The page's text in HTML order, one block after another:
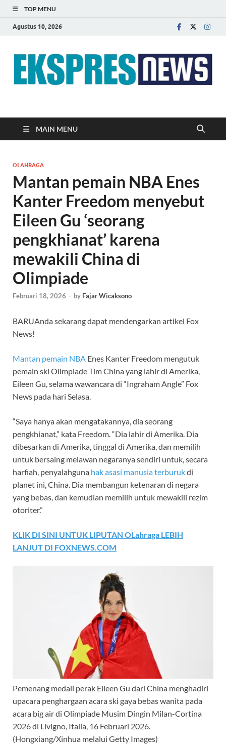
TOP MENU
Agustus 10, 2026
EKSPRES NEWS
MAIN MENU
OLAHRAGA
Mantan pemain NBA Enes
Kanter Freedom menyebut
Eileen Gu ‘seorang
pengkhianat’ karena
mewakili China di
Olimpiade
Februari 18, 2026 - by Fajar Wicaksono
BARUAnda sekarang dapat mendengarkan artikel Fox
News!
Mantan pemain NBA Enes Kanter Freedom mengutuk
pemain ski Olimpiade Tim China yang lahir di Amerika,
Eileen Gu, selama wawancara di “Ingraham Angle” Fox
News pada hari Selasa.
“Saya hanya akan mengatakannya, dia seorang
pengkhianat,” kata Freedom. “Dia lahir di Amerika. Dia
dibesarkan di Amerika, tinggal di Amerika, dan memilih
untuk bersaing melawan negaranya sendiri untuk, secara
harfiah, penyalahguna hak asasi manusia terburukdi
planet ini, China. Dia membangun ketenaran di negara
yang bebas, dan kemudian memilih untuk mewakili rezim
otoriter.”
KLIK DI SINI UNTUK LIPUTAN OLahraga LEBIH
LANJUT DI FOXNEWS.COM
Pemenang medali perak Eileen Gu dari China menghadiri
upacara penghargaan acara ski gaya bebas wanita pada
acara big air di Olimpiade Musim Dingin Milan-Cortina
2026 di Livigno, Italia, 16 Februari 2026.
(Hongxiang/Xinhua melalui Getty Images)